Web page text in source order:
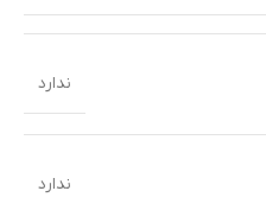
ندارد
ندارد